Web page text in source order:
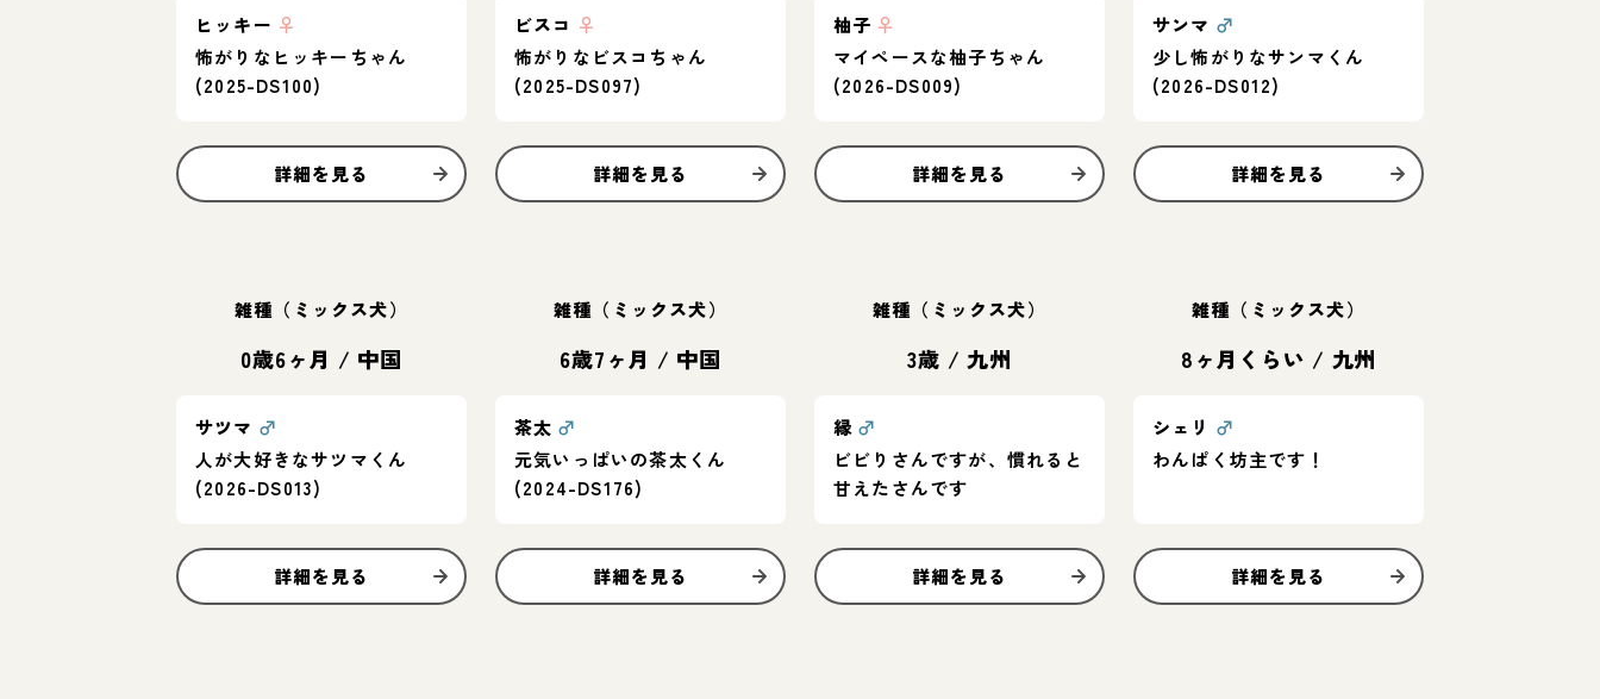
ヒッキー ♀
怖がりなヒッキーちゃん
(2025-DS100)
詳細を見る
ビスコ ♀
怖がりなビスコちゃん
(2025-DS097)
詳細を見る
柚子 ♀
マイペースな柚子ちゃん
(2026-DS009)
詳細を見る
サンマ ♂
少し怖がりなサンマくん
(2026-DS012)
詳細を見る
雑種（ミックス犬）
0歳6ヶ月 / 中国
サツマ ♂
人が大好きなサツマくん
(2026-DS013)
詳細を見る
雑種（ミックス犬）
6歳7ヶ月 / 中国
茶太 ♂
元気いっぱいの茶太くん
(2024-DS176)
詳細を見る
雑種（ミックス犬）
3歳 /九州
縁 ♂
ビビりさんですが、慣れると
甘えたさんです
詳細を見る
雑種（ミックス犬）
8ヶ月くらい / 九州
シェリ ♂
わんぱく坊主です！
詳細を見る